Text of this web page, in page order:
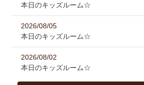
本日のキッズルーム☆
2026/08/05
本日のキッズルーム☆
2026/08/02
本日のキッズルーム☆